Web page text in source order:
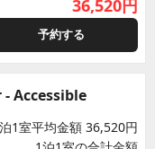
36,520円
予約する
Accessible
1室平均金額 36,520円